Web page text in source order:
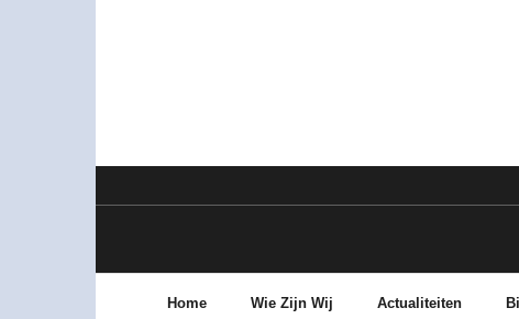
Home Wie Zijn Wij Actualiteiten